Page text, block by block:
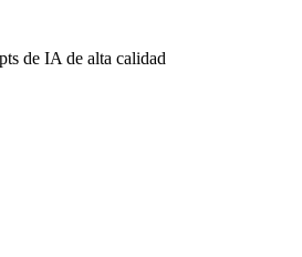
de IA de alta calidad